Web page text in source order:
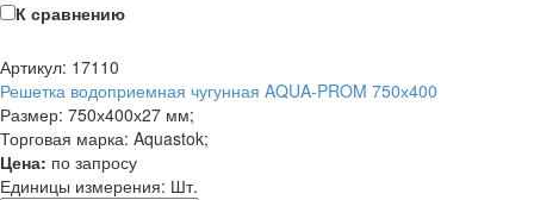
К сравнению
Артикул: 17110
Решетка водоприемная чугунная AQUA-PROM 750х400
Размер: 750х400х27 мм;
Торговая марка: Aquastok;
Цена: по запросу
Единицы измерения: Шт.